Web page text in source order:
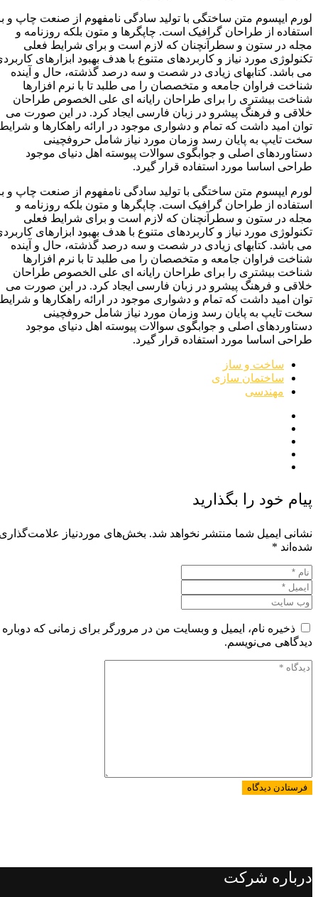
لورم ایپسوم متن ساختگی با تولید سادگی نامفهوم از صنعت چاپ و با
استفاده از طراحان گرافیک است. چاپگرها و متون بلکه روزنامه و
مجله در ستون و سطرآنچنان که لازم است و برای شرایط فعلی
تکنولوژی مورد نیاز و کاربردهای متنوع با هدف بهبود ابزارهای کاربردی
می باشد. کتابهای زیادی در شصت و سه درصد گذشته، حال و آینده
شناخت فراوان جامعه و متخصصان را می طلبد تا با نرم افزارها
شناخت بیشتری را برای طراحان رایانه ای علی الخصوص طراحان
خلاقی و فرهنگ پیشرو در زبان فارسی ایجاد کرد. در این صورت می
توان امید داشت که تمام و دشواری موجود در ارائه راهکارها و شرایط
سخت تایپ به پایان رسد وزمان مورد نیاز شامل حروفچینی
دستاوردهای اصلی و جوابگوی سوالات پیوسته اهل دنیای موجود
طراحی اساسا مورد استفاده قرار گیرد.
لورم ایپسوم متن ساختگی با تولید سادگی نامفهوم از صنعت چاپ و با
استفاده از طراحان گرافیک است. چاپگرها و متون بلکه روزنامه و
مجله در ستون و سطرآنچنان که لازم است و برای شرایط فعلی
تکنولوژی مورد نیاز و کاربردهای متنوع با هدف بهبود ابزارهای کاربردی
می باشد. کتابهای زیادی در شصت و سه درصد گذشته، حال و آینده
شناخت فراوان جامعه و متخصصان را می طلبد تا با نرم افزارها
شناخت بیشتری را برای طراحان رایانه ای علی الخصوص طراحان
خلاقی و فرهنگ پیشرو در زبان فارسی ایجاد کرد. در این صورت می
توان امید داشت که تمام و دشواری موجود در ارائه راهکارها و شرایط
سخت تایپ به پایان رسد وزمان مورد نیاز شامل حروفچینی
دستاوردهای اصلی و جوابگوی سوالات پیوسته اهل دنیای موجود
طراحی اساسا مورد استفاده قرار گیرد.
ساخت و ساز
ساختمان سازی
مهندسی
پیام خود را بگذارید
نشانی ایمیل شما منتشر نخواهد شد. بخش‌های موردنیاز علامت‌گذاری
شده‌اند*
ذخیره نام، ایمیل و وبسایت من در مرورگر برای زمانی که دوباره
دیدگاهی می‌نویسم.
درباره شرکت